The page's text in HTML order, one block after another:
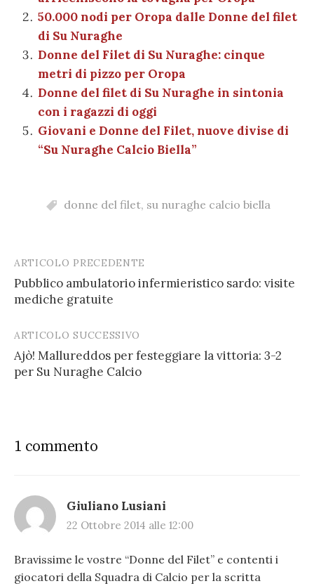
o
k
p
vi
di
50.000 nodi per Oropa dalle Donne del filet
di Su Nuraghe
Donne del Filet di Su Nuraghe: cinque
metri di pizzo per Oropa
Donne del filet di Su Nuraghe in sintonia
con i ragazzi di oggi
Giovani e Donne del Filet, nuove divise di
“Su Nuraghe Calcio Biella”
donne del filet, su nuraghe calcio biella
Post
navigation
ARTICOLO PRECEDENTE
Pubblico ambulatorio infermieristico sardo: visite
mediche gratuite
ARTICOLO SUCCESSIVO
Ajò! Mallureddos per festeggiare la vittoria: 3-2
per Su Nuraghe Calcio
1 commento
Giuliano Lusiani
22 Ottobre 2014 alle 12:00
Bravissime le vostre “Donne del Filet” e contenti i
giocatori della Squadra di Calcio per la scritta